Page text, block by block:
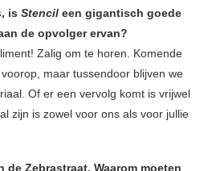
is Stencil een gigantisch goede
de opvolger ervan?
Zalig om te horen. Komende
maar tussendoor blijven we
Of er een vervolg komt is vrijwel
zijn is zowel voor ons als voor jullie
Zebrastraat. Waarom moeten